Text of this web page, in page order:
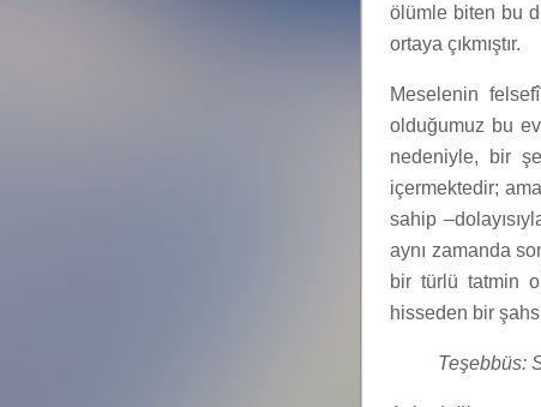
ölümle biten bu
ortaya çıkmıştır.
Meselenin
olduğumuz bu
nedeniyle, bir
içermektedir;
sahip
aynı zamanda
bir türlü tatmin
hisseden bir
Teşebbüs: